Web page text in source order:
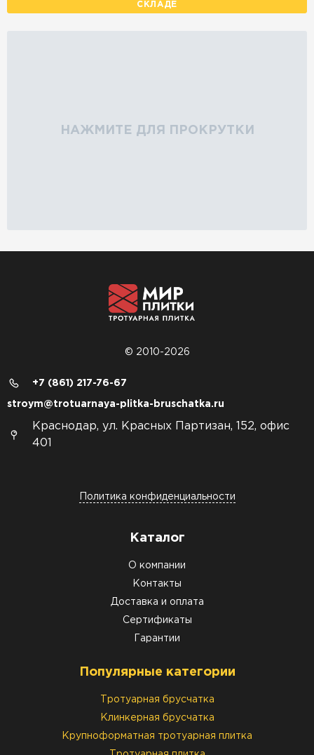
СКЛАДЕ
НАЖМИТЕ ДЛЯ ПРОКРУТКИ
© 2010-2026
+7 (861) 217-76-67
stroym@trotuarnaya-plitka-bruschatka.ru
Краснодар, ул. Красных Партизан, 152, офис
401
Политика конфиденциальности
Каталог
О компании
Контакты
Доставка и оплата
Сертификаты
Гарантии
Популярные категории
Тротуарная брусчатка
Клинкерная брусчатка
Крупноформатная тротуарная плитка